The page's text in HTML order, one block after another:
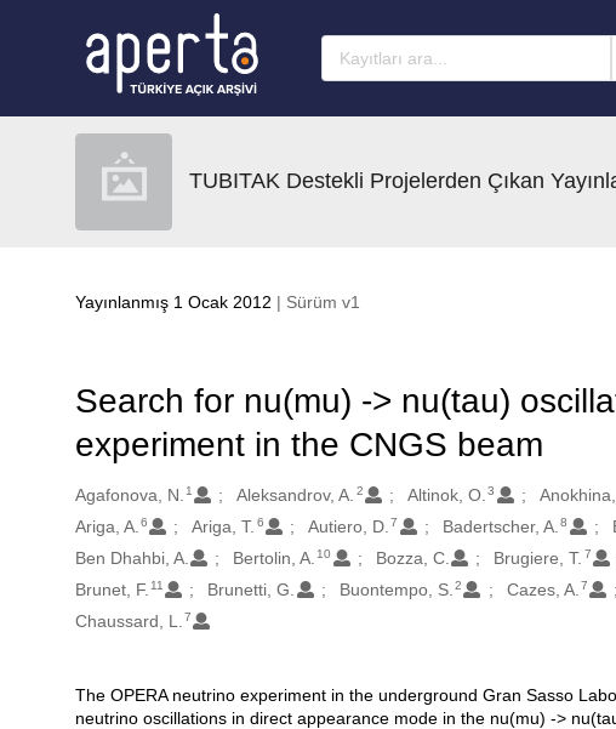
TUBITAK Destekli Projelerden Çıkan
Yayınlanmış 1 Ocak 2012 | Sürüm v1
Search for nu(mu) -> nu(tau)
experiment in the CNGS beam
Oluşturanlar
Agafonova, N. 1 Aleksandrov, A. 2 Altinok, O. 3 Anokhina,
Ariga, A. 6 Ariga, T. 6 Autiero, D. 7 Badertscher, A. 8
Ben Dhahbi, A. Bertolin, A. 10 Bozza, C. Brugiere, T. 7
Brunet, F. 11 Brunetti, G. Buontempo, S. 2 Cazes, A. 7
Chaussard, L. 7
Açıklama
The OPERA neutrino experiment in the underground Gran Sasso
neutrino oscillations in direct appearance mode in the nu(mu) ->